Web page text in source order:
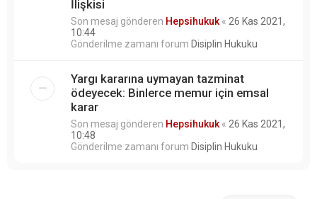
İlişkisi
Son mesaj gönderen Hepsihukuk « 26 Kas 2021,
10:44
Gönderilme zamanı forum Disiplin Hukuku
Yargı kararına uymayan tazminat
ödeyecek: Binlerce memur için emsal
karar
Son mesaj gönderen Hepsihukuk « 26 Kas 2021,
10:48
Gönderilme zamanı forum Disiplin Hukuku